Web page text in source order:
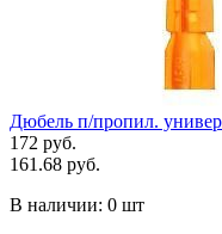
Дюбель п/пропил.
172 руб.
161.68 руб.
В наличии: 0 шт